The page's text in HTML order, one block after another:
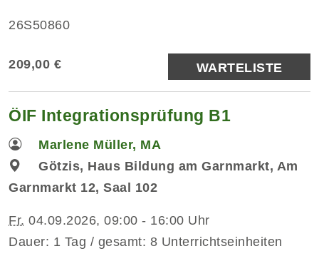
26S50860
209,00 € WARTELISTE
ÖIF Integrationsprüfung B1
Marlene Müller, MA
Götzis, Haus Bildung am Garnmarkt, Am
Garnmarkt 12, Saal 102
Fr. 04.09.2026, 09:00 - 16:00 Uhr
Dauer: 1 Tag / gesamt: 8 Unterrichtseinheiten